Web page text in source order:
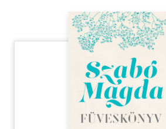
Hobbi, szabadidő